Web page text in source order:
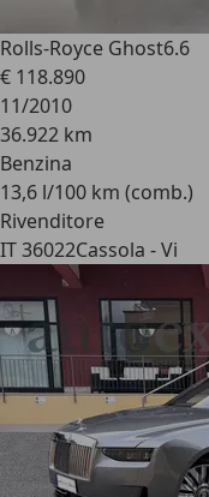
Rolls-Royce Ghost6.6
€ 118.890
11/2010
36.922 km
Benzina
13,6 l/100 km (comb.)
Rivenditore
IT 36022Cassola - Vi